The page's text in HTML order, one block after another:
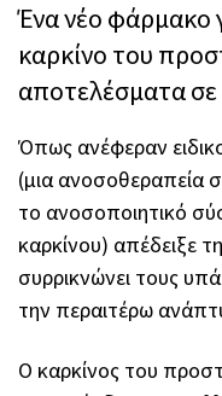
Ένα νέο φάρμακο
καρκίνο του
αποτελέσματα σε
Όπως ανέφεραν
(μια ανοσοθεραπεία
το ανοσοποιητικό
καρκίνου) απέδειξε
συρρικνώνει τους
την περαιτέρω
Ο καρκίνος του